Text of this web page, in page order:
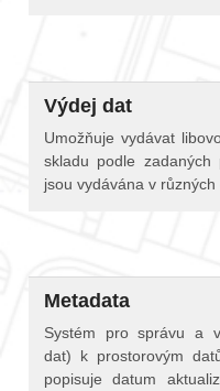
Výdej dat
Umožňuje vydávat
skladu podle zadaných
jsou vydávána v různých
Metadata
Systém pro správu a
dat) k prostorovým
popisuje datum